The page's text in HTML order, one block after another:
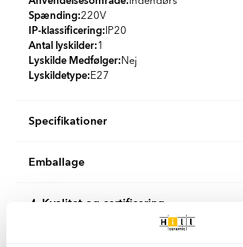
Spænding:220V
IP-klassificering: IP20
Antal lyskilder:1
Lyskilde Medfølger: Nej
Lyskildetype: E27
Specifikationer
Produktmateriale:
Farve: Guld
Stil:Retro
Emballage
Stk/boks:
Kvalitet og certificering